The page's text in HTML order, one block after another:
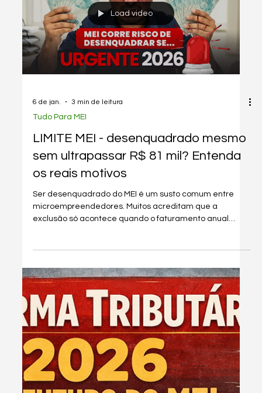
Load video
LIMITE MEI - desenquadrado mesmo
sem ultrapassar R$ 81 mil? Entenda
microempreendedores. Muitos acreditam que a
exclusão só acontece quando o faturamento anual
ultrapassa R$ 81.000, mas a realidade é diferente.
Todos os anos, milhares de MEIs são retirados do regime
mesmo estando abaixo desse limite. Neste artigo, você
vai entender por que isso acontece, quais são os erros
mais comuns e o que fazer para evitar sair do MEI de
forma inesperada.